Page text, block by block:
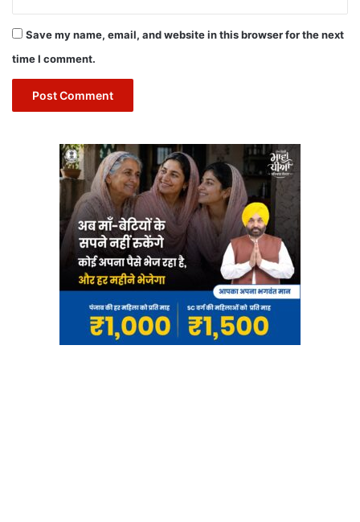
Save my name, email, and website in this browser for the next
time I comment.